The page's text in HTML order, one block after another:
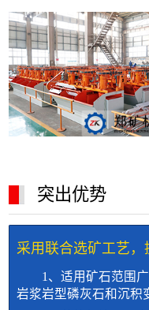
突出优势
采用联合选矿工艺
1、适用矿石范围
岩浆岩型磷灰石和沉积